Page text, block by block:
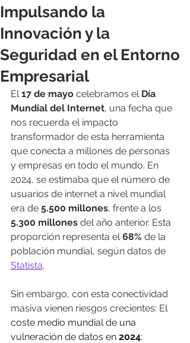
Impulsando la
Innovación y la
Seguridad en el Entorno
Empresarial
El 17 de mayo celebramos el Día
Mundial del Internet, una fecha que
nos recuerda el impacto
transformador de esta herramienta
que conecta a millones de personas
y empresas en todo el mundo. En
2024, se estimaba que el número de
usuarios de internet a nivel mundial
era de 5.500 millones, frente a los
5.300 millones del año anterior. Esta
proporción representa el 68% de la
población mundial, según datos de
Statista.
Sin embargo, con esta conectividad
masiva vienen riesgos crecientes: El
coste medio mundial de una
vulneración de datos en 2024: